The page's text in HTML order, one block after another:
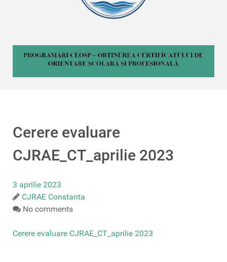
Cerere evaluare
CJRAE_CT_aprilie 2023
3 aprilie 2023
CJRAE Constanta
No comments
Cerere evaluare CJRAE_CT_aprilie 2023